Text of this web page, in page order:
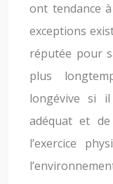
ont tendance
exceptions
réputée pour
plus
longévive si il
adéquat et de
l’exercice